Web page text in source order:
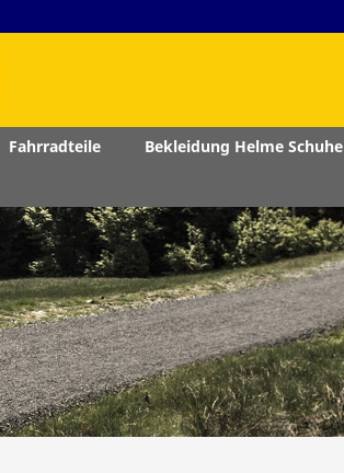
Fahrradteile Bekleidung Helme Schuhe